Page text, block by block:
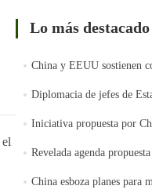
Lo más destacado
China y EEUU sostienen
Diplomacia de jefes de
Iniciativa propuesta por
Revelada agenda
China esboza planes para